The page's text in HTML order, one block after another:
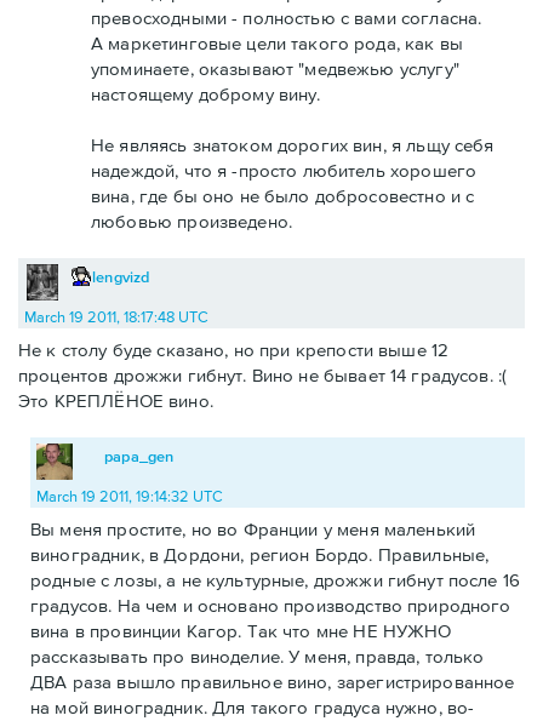
превосходными - полностью с вами согласна.
А маркетинговые цели такого рода, как вы
упоминаете, оказывают "медвежью услугу"
настоящему доброму вину.
Не являясь знатоком дорогих вин, я льщу себя
надеждой, что я -просто любитель хорошего
вина, где бы оно не было добросовестно и с
любовью произведено.
lengvizd
March 19 2011, 18:17:48 UTC
Не к столу буде сказано, но при крепости выше 12
процентов дрожжи гибнут. Вино не бывает 14 градусов. :(
Это КРЕПЛЁНОЕ вино.
papa_gen
March 19 2011, 19:14:32 UTC
Вы меня простите, но во Франции у меня маленький
виноградник, в Дордони, регион Бордо. Правильные,
родные с лозы, а не культурные, дрожжи гибнут после 16
градусов. На чем и основано производство природного
вина в провинции Кагор. Так что мне НЕ НУЖНО
рассказывать про виноделие. У меня, правда, только
ДВА раза вышло правильное вино, зарегистрированное
на мой виноградник. Для такого градуса нужно, во-